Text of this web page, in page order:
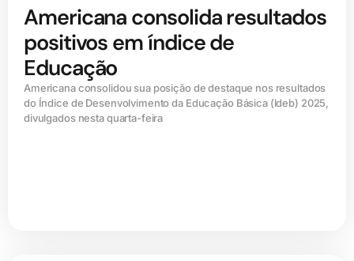
Americana consolida resultados
positivos em índice de
Educação
Americana consolidou sua posição de destaque nos resultados
do Índice de Desenvolvimento da Educação Básica (ldeb) 2025,
divulgados nesta quarta-feira